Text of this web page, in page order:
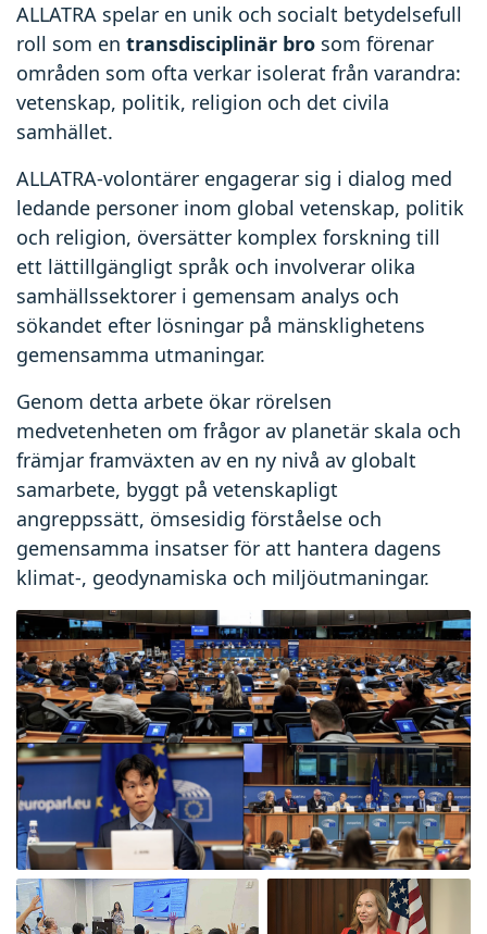
ALLATRA spelar en unik och socialt betydelsefull
roll som en transdisciplinär bro som förenar
områden som ofta verkar isolerat från varandra:
vetenskap, politik, religion och det civila
samhället.
ALLATRA-volontärer engagerar sig i dialog med
ledande personer inom global vetenskap, politik
och religion, översätter komplex forskning till
ett lättillgängligt språk och involverar olika
samhällssektorer i gemensam analys och
sökandet efter lösningar på mänsklighetens
gemensamma utmaningar.
Genom detta arbete ökar rörelsen
medvetenheten om frågor av planetär skala och
främjar framväxten av en ny nivå av globalt
samarbete, byggt på vetenskapligt
angreppssätt, ömsesidig förståelse och
gemensamma insatser för att hantera dagens
klimat-, geodynamiska och miljöutmaningar.